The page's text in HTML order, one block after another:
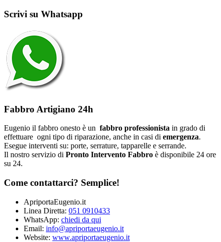
Scrivi su Whatsapp
Fabbro Artigiano 24h
Eugenio il fabbro onesto è un fabbro professionista in grado di
effettuare ogni tipo di riparazione, anche in casi di emergenza.
Esegue interventi su: porte, serrature, tapparelle e serrande.
Il nostro servizio di Pronto Intervento Fabbro è disponibile 24 ore
su 24.
Come contattarci? Semplice!
ApriportaEugenio.it
Linea Diretta: 051 0910433
WhatsApp: chiedi da qui
Email: info@apriportaeugenio.it
Website: www.apriportaeugenio.it